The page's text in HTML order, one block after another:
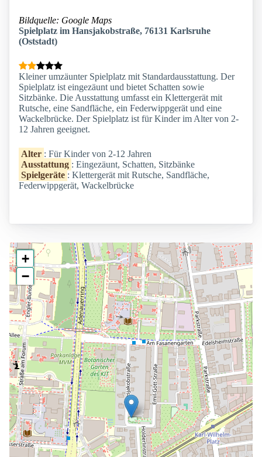
Bildquelle: Google Maps
Spielplatz im Hansjakobstraße, 76131 Karlsruhe
(Oststadt)
Kleiner umzäunter Spielplatz mit Standardausstattung. Der
Spielplatz ist eingezäunt und bietet Schatten sowie
Sitzbänke. Die Ausstattung umfasst ein Klettergerät mit
Rutsche, eine Sandfläche, ein Federwippgerät und eine
Wackelbrücke. Der Spielplatz ist für Kinder im Alter von 2-
12 Jahren geeignet.
Alter : Für Kinder von 2-12 Jahren
Ausstattung : Eingezäunt, Schatten, Sitzbänke
Spielgeräte : Klettergerät mit Rutsche, Sandfläche,
Federwippgerät, Wackelbrücke
+
−